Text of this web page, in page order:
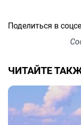
Поделиться в
ЧИТАЙТЕ